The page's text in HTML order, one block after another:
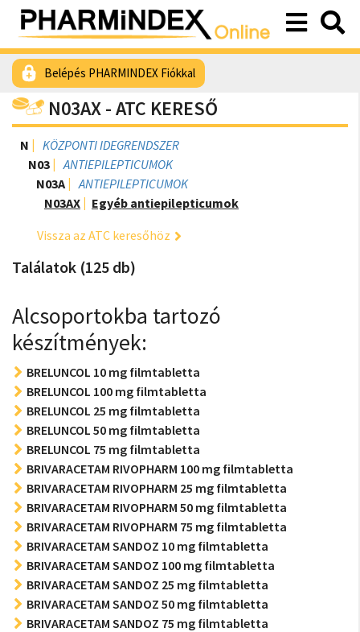
Belépés PHARMINDEX Fiókkal
N03AX - ATC KERESŐ
N
KÖZPONTI IDEGRENDSZER
N03
ANTIEPILEPTICUMOK
N03A
ANTIEPILEPTICUMOK
N03AX
Egyéb antiepilepticumok
Vissza az ATC keresőhöz
Találatok (125 db)
Alcsoportokba tartozó
készítmények:
BRELUNCOL 10 mg filmtabletta
BRELUNCOL 100 mg filmtabletta
BRELUNCOL 25 mg filmtabletta
BRELUNCOL 50 mg filmtabletta
BRELUNCOL 75 mg filmtabletta
BRIVARACETAM RIVOPHARM 100 mg filmtabletta
BRIVARACETAM RIVOPHARM 25 mg filmtabletta
BRIVARACETAM RIVOPHARM 50 mg filmtabletta
BRIVARACETAM RIVOPHARM 75 mg filmtabletta
BRIVARACETAM SANDOZ 10 mg filmtabletta
BRIVARACETAM SANDOZ 100 mg filmtabletta
BRIVARACETAM SANDOZ 25 mg filmtabletta
BRIVARACETAM SANDOZ 50 mg filmtabletta
BRIVARACETAM SANDOZ 75 mg filmtabletta